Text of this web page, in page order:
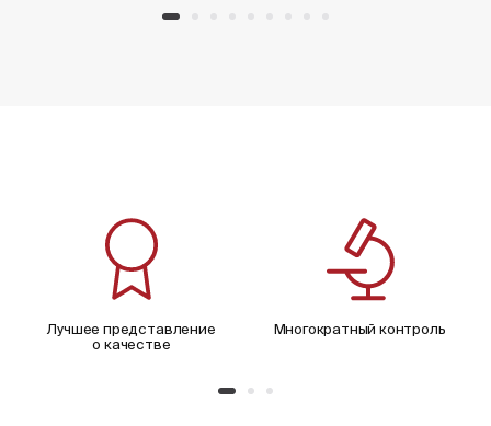
Лучшее представление
о качестве
Многократный контроль